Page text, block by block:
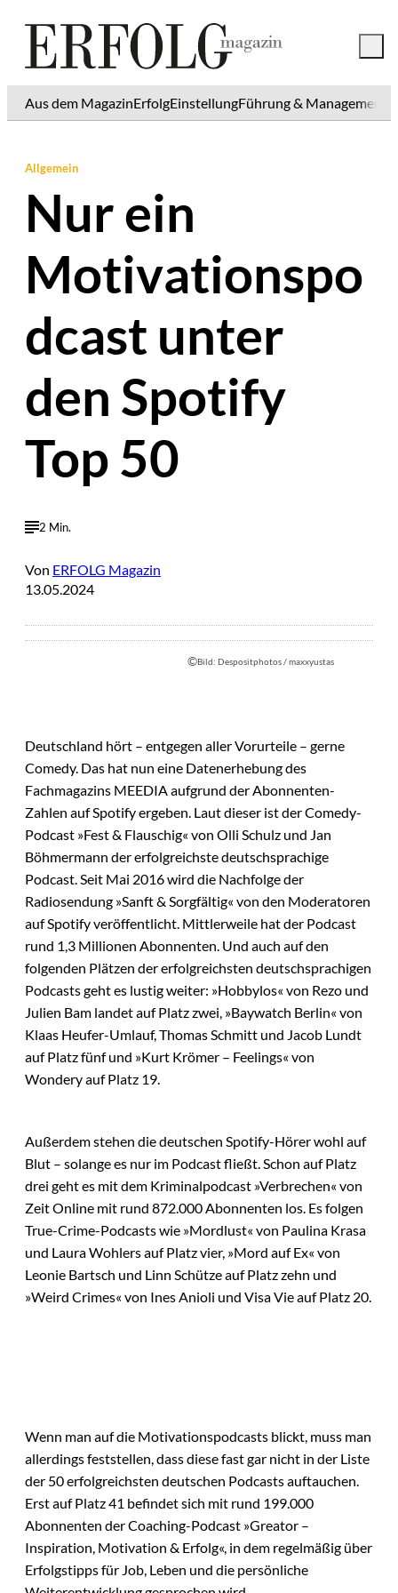
Aus dem MagazinErfolgEinstellungFührung & Management
Allgemein
Nur ein
Motivationspo
dcast unter
den Spotify
Top 50
2 Min.
Von ERFOLG Magazin
13.05.2024
©Bild: Despositphotos / maxxyustas
Deutschland hört – entgegen aller Vorurteile – gerne
Comedy. Das hat nun eine Datenerhebung des
Fachmagazins MEEDIA aufgrund der Abonnenten-
Zahlen auf Spotify ergeben. Laut dieser ist der Comedy-
Podcast »Fest & Flauschig« von Olli Schulz und Jan
Böhmermann der erfolgreichste deutschsprachige
Podcast. Seit Mai 2016 wird die Nachfolge der
Radiosendung »Sanft & Sorgfältig« von den Moderatoren
auf Spotify veröffentlicht. Mittlerweile hat der Podcast
rund 1,3 Millionen Abonnenten. Und auch auf den
folgenden Plätzen der erfolgreichsten deutschsprachigen
Podcasts geht es lustig weiter: »Hobbylos« von Rezo und
Julien Bam landet auf Platz zwei, »Baywatch Berlin« von
Klaas Heufer-Umlauf, Thomas Schmitt und Jacob Lundt
auf Platz fünf und »Kurt Krömer – Feelings« von
Wondery auf Platz 19.
Außerdem stehen die deutschen Spotify-Hörer wohl auf
Blut – solange es nur im Podcast fließt. Schon auf Platz
drei geht es mit dem Kriminalpodcast »Verbrechen« von
Zeit Online mit rund 872.000 Abonnenten los. Es folgen
True-Crime-Podcasts wie »Mordlust« von Paulina Krasa
und Laura Wohlers auf Platz vier, »Mord auf Ex« von
Leonie Bartsch und Linn Schütze auf Platz zehn und
»Weird Crimes« von Ines Anioli und Visa Vie auf Platz 20.
Wenn man auf die Motivationspodcasts blickt, muss man
allerdings feststellen, dass diese fast gar nicht in der Liste
der 50 erfolgreichsten deutschen Podcasts auftauchen.
Erst auf Platz 41 befindet sich mit rund 199.000
Abonnenten der Coaching-Podcast »Greator –
Inspiration, Motivation & Erfolg«, in dem regelmäßig über
Erfolgstipps für Job, Leben und die persönliche